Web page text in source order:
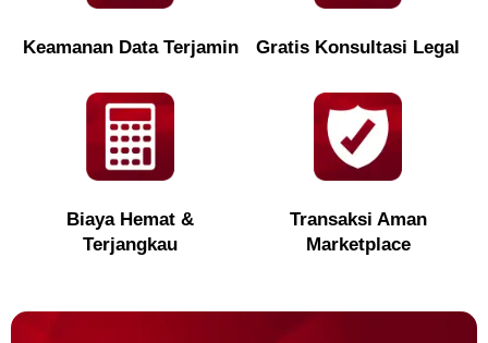
Keamanan Data Terjamin Gratis Konsultasi Legal
Biaya Hemat &
Terjangkau
Transaksi Aman
Marketplace